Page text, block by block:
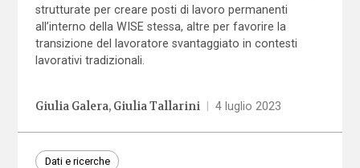
strutturate per creare posti di lavoro permanenti
all’interno della WISE stessa, altre per favorire la
transizione del lavoratore svantaggiato in contesti
lavorativi tradizionali.
Giulia Galera Giulia Tallarini 4 luglio 2023
Dati e ricerche